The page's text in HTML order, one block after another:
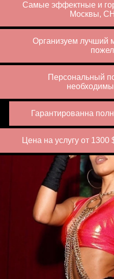
Самые эффектные и
Москвы,
Организуем лучший
Персональный
Гарантированна
Цена на услугу от 1300